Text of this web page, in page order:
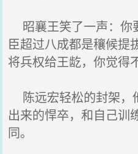
昭襄王笑了一声：你
臣超过八成都是穰候提
将兵权给王龁，你觉得
陈远宏轻松的封架，
出来的悍卒，和自己训
同。